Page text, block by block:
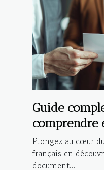
Guide
comprendre
l'extrait Kbis
démarches
Plongez au cœur
français en
document...